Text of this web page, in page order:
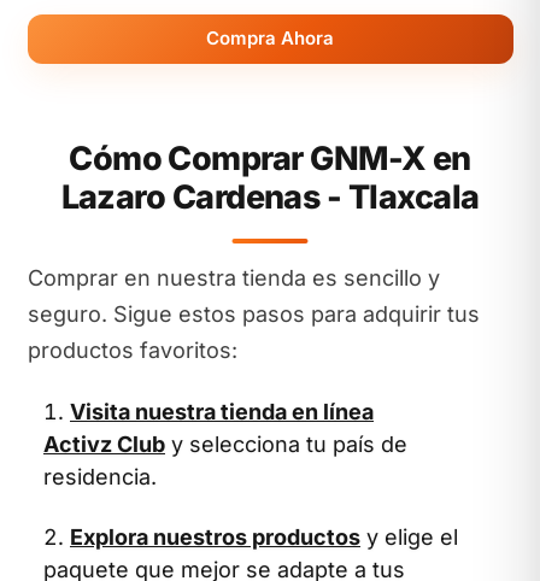
Compra Ahora
Cómo Comprar GNM-X en
Lazaro Cardenas - Tlaxcala
Comprar en nuestra tienda es sencillo y
seguro. Sigue estos pasos para adquirir tus
productos favoritos:
Visita nuestra tienda en línea
Activz Club y selecciona tu país de
residencia.
Explora nuestros productos y elige el
paquete que mejor se adapte a tus